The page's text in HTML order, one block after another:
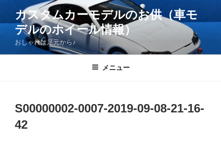
ツ
カスタムカーモデルのお供（車モ
デルのホイール情報）
おしゃれは足元から♪
メニュー
S00000002-0007-2019-09-08-21-16-
42